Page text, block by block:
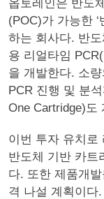
옵토레인은 반도
(POC)가 가능한
하는 회사다. 반
용 리얼타임
을 개발한다. 소
PCR 진행 및 분
One Cartridge)도
이번 투자 유치로
반도체 기반 카트
다. 또한 제품개
격 나설 계획이다